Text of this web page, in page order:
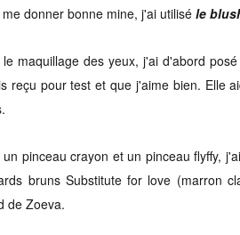
me donner bonne mine, j'ai utiliséle
le maquillage des yeux, j'ai d'abord
reçu pour test et que j'aime bien. Elle
un pinceau crayon et un pinceau flyffy,
bruns Substitute for love (marron
de Zoeva.